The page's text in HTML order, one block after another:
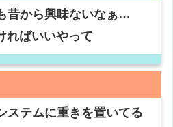
昔から興味ないなぁ…
ればいいやって
ステムに重きを置いてる